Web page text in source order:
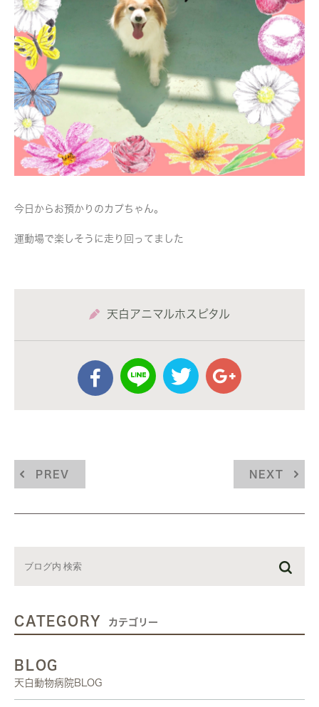
今日からお預かりのカプちゃん。
運動場で楽しそうに走り回ってました
天白アニマルホスピタル
PREV NEXT
CATEGORY カテゴリー
BLOG
天白動物病院BLOG